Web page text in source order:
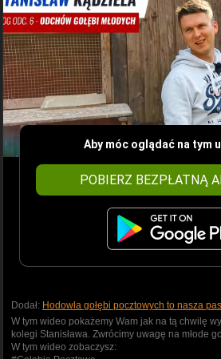
Aby móc oglądać na tym
POBIERZ BEZPŁATNĄ
Dodał: Hodowla gołębi pocztowych to nasza
W tym wideo pokażemy Wam jak na tą chwilę
kolegi Stanisława. Zwrócimy uwagę na młode
W tym wideo zobaczysz: